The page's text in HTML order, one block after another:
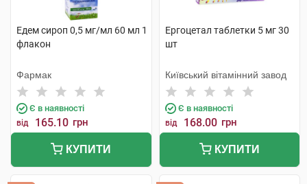
Едем сироп 0,5 мг/мл 60 мл 1
флакон
Фармак
Є в наявності
від 165.10 грн
КУПИТИ
Ергоцетал таблетки 5 мг 30
шт
Київський вітамінний завод
Є в наявності
від 168.00 грн
КУПИТИ